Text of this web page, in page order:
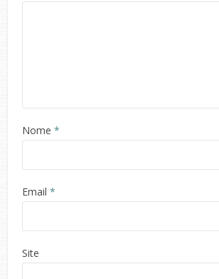
Nome *
Email *
Site